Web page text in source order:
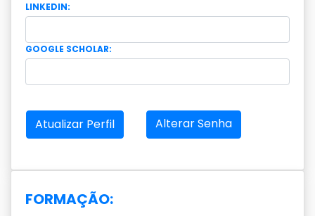
LINKEDIN:
GOOGLE SCHOLAR:
Atualizar Perfil Alterar Senha
FORMAÇÃO: